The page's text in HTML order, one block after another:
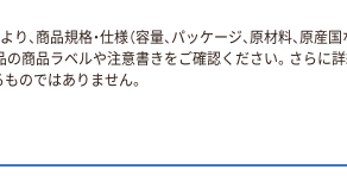
商品規格・仕様（容量、パッケージ、原材料、原産
品ラベルや注意書きをご確認ください。さらに
のではありません。